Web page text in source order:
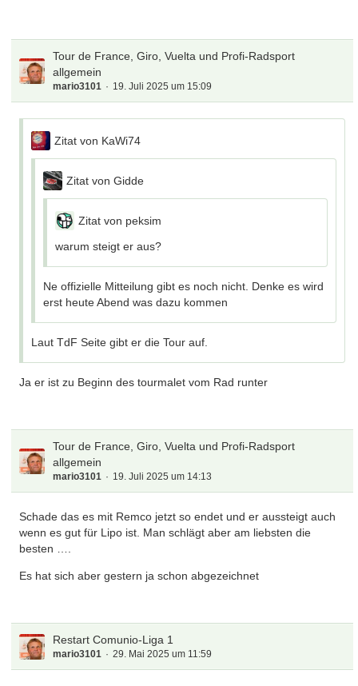
Tour de France, Giro, Vuelta und Profi-Radsport
allgemein
mario3101 19. Juli 2025 um 15:09
Zitat von KaWi74
Zitat von Gidde
Zitat von peksim
warum steigt er aus?
Ne offizielle Mitteilung gibt es noch nicht. Denke es wird
erst heute Abend was dazu kommen
Laut TdF Seite gibt er die Tour auf.
Ja er ist zu Beginn des tourmalet vom Rad runter
Tour de France, Giro, Vuelta und Profi-Radsport
allgemein
mario3101 19. Juli 2025 um 14:13
Schade das es mit Remco jetzt so endet und er aussteigt auch
wenn es gut für Lipo ist. Man schlägt aber am liebsten die
besten ….
Es hat sich aber gestern ja schon abgezeichnet
Restart Comunio-Liga 1
mario3101 29. Mai 2025 um 11:59